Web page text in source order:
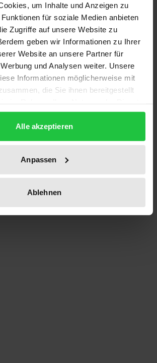
um Inhalte und Anzeigen zu
für soziale Medien anbieten
Zugriffe auf unsere Website zu
geben wir Informationen zu Ihrer
Website an unsere Partner für
und Analysen weiter. Unsere
Informationen möglicherweise mit
die Sie ihnen bereitgestellt
Alle akzeptieren
Anpassen
Ablehnen
4
zur Rechtsprechung des